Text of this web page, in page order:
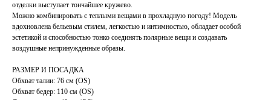
отделки выступает тончайшее кружево.
Можно комбинировать с теплыми вещами в прохладную погоду! Модель
вдохновлена бельевым стилем, легкостью и интимностью, обладает особой
эстетикой и способностью тонко соединять полярные вещи и создавать
воздушные непринужденные образы.
РАЗМЕР И ПОСАДКА
Обхват талии: 76 см (ОS)
Обхват бедер: 110 см (ОS)